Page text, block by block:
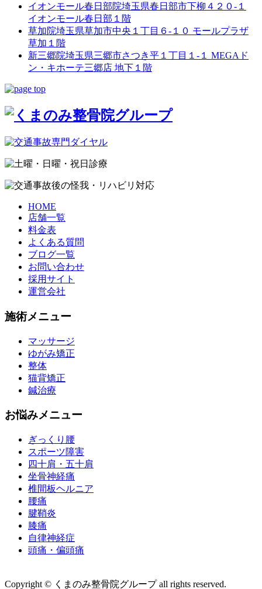
イオンモール春日部院埼玉県春日部市下柳４２０-１
イオンモール春日部１階
草加院埼玉県草加市中央１丁目６-１０ モールプラザ
草加１階
新三郷院埼玉県三郷市さつき平１丁目１-１ MEGAド
ン・キホーテ三郷店 地下１階
HOME
店舗一覧
料金表
よくある質問
ブログ一覧
お問い合わせ
採用サイト
運営会社
施術メニュー
マッサージ
ゆがみ矯正
整体
猫背矯正
鍼治療
お悩みメニュー
ぎっくり腰
スポーツ障害
四十肩・五十肩
坐骨神経痛
椎間板ヘルニア
腰痛
腱鞘炎
膝痛
自律神経症
頭痛・偏頭痛
Copyright © くまのみ整骨院グループ all rights reserved.